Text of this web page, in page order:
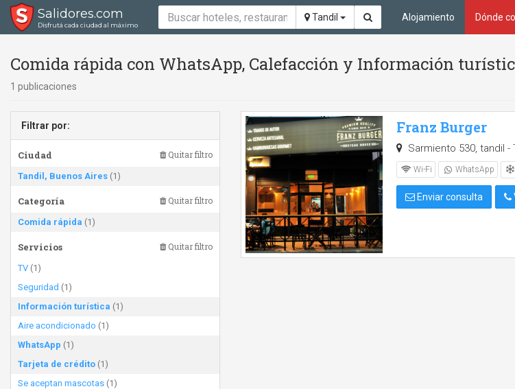
Salidores.com
Disfrutá cada ciudad al máximo
Tandil Alojamiento Dónde
Comida rápida con WhatsApp, Calefacción y Información
1 publicaciones
Filtrar por:
Ciudad Quitar filtro
Tandil, Buenos Aires (1)
Categoría Quitar filtro
Comida rápida (1)
Servicios Quitar filtro
TV (1)
Seguridad (1)
Información turística (1)
Aire acondicionado (1)
WhatsApp (1)
Tarjeta de crédito (1)
Se aceptan mascotas (1)
Franz Burger
Sarmiento 530, tandil -
Wi-Fi WhatsApp
Enviar consulta